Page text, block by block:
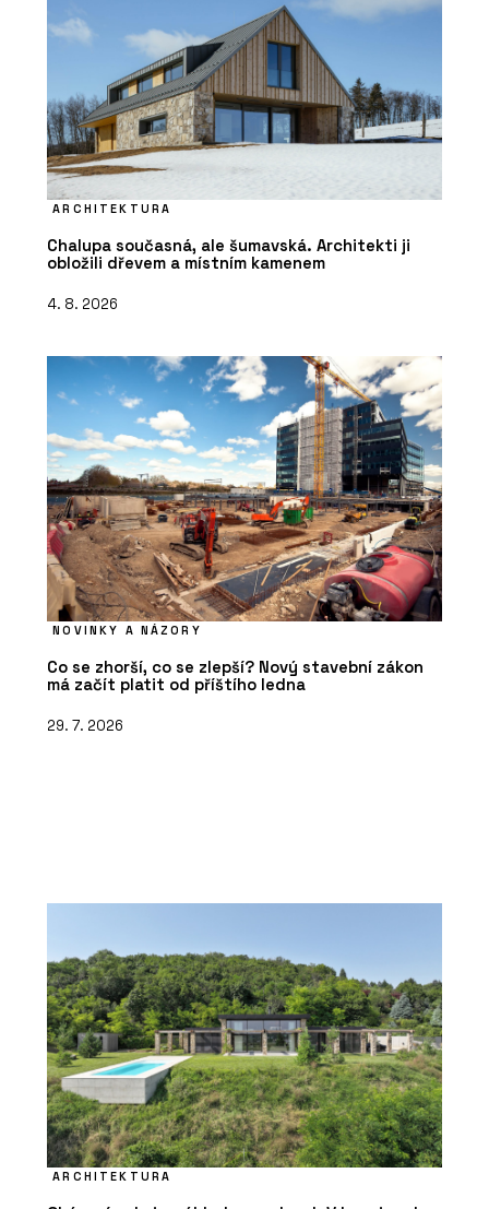
ARCHITEKTURA
Chalupa současná, ale šumavská. Architekti ji
obložili dřevem a místním kamenem
4. 8. 2026
NOVINKY A NÁZORY
Co se zhorší, co se zlepší? Nový stavební zákon
má začít platit od příštího ledna
29. 7. 2026
ARCHITEKTURA